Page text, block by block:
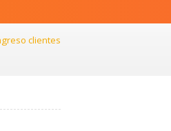
clientes